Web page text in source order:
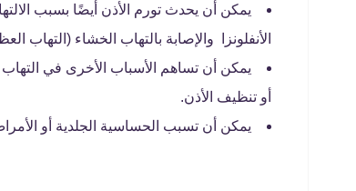
يمكن أن يحدث تورم الأذن أيضًا بسبب
الأنفلونزا والإصابة بالتهاب الخشاء (التهاب
يمكن أن تساهم الأسباب الأخرى في
أو تنظيف الأذن.
يمكن أن تسبب الحساسية الجلدية أو